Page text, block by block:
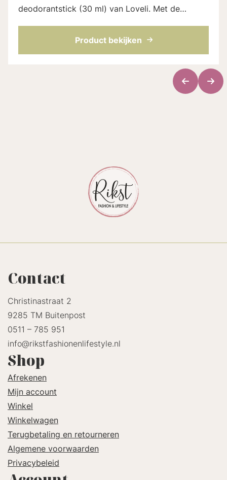
deodorantstick (30 ml) van Loveli. Met de
volledig natuurlijk parfum. De refill zit in...
Product bekijken
Contact
Christinastraat 2
9285 TM Buitenpost
0511 – 785 951
info@rikstfashionenlifestyle.nl
Shop
Afrekenen
Mijn account
Winkel
Winkelwagen
Terugbetaling en retourneren
Algemene voorwaarden
Privacybeleid